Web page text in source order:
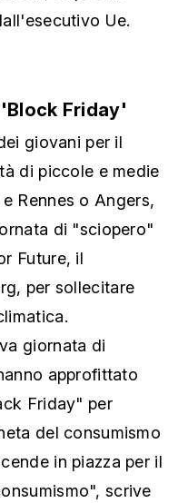
Ue.
Friday'
giovani per il
di piccole e medie
Rennes o Angers,
di "sciopero"
Future, il
per sollecitare
giornata di
approfittato
Friday" per
del consumismo
in piazza per il
scrive